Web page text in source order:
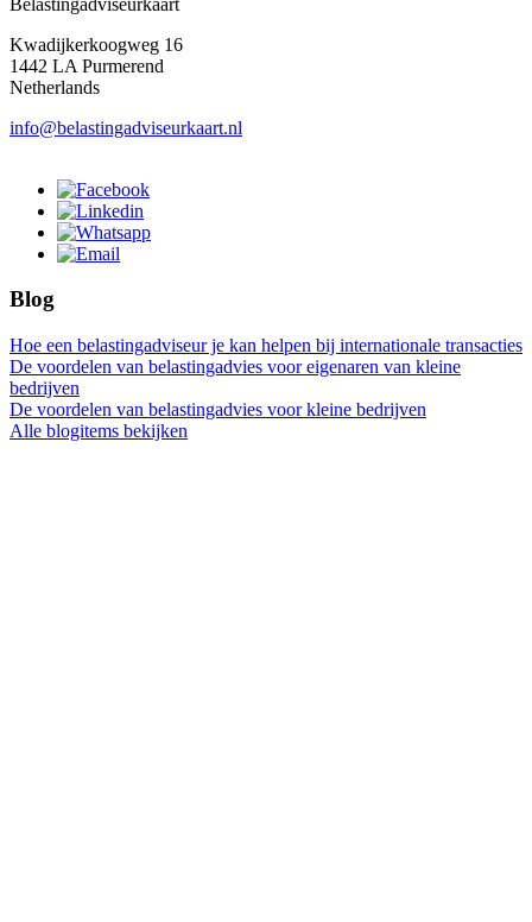
Kwadijkerkoogweg 16
1442 LA Purmerend
Netherlands
info@belastingadviseurkaart.nl
Blog
Hoe een belastingadviseur je kan helpen bij internationale transacties
De voordelen van belastingadvies voor eigenaren van kleine
bedrijven
De voordelen van belastingadvies voor kleine bedrijven
Alle blogitems bekijken